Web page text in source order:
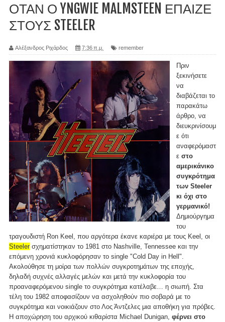
ΟΤΑΝ Ο YNGWIE MALMSTEEN ΕΠΑΙΖΕ
ΣΤΟΥΣ STEELER
Αλέξανδρος Ριχάρδος 7:36 π.μ. remember
Πριν
ξεκινήσετε
να
διαβάζεται το
παρακάτω
άρθρο, να
διευκρινίσουμ
ε ότι
αναφερόμαστ
ε στο
αμερικάνικο
συγκρότημα
των Steeler
κι όχι στο
γερμανικό!
Δημιούργημα
του
τραγουδιστή Ron Keel, που αργότερα έκανε καριέρα με τους Keel, οι
Steeler σχηματίστηκαν το 1981 στο Nashville, Tennessee και την
επόμενη χρονιά κυκλοφόρησαν το single "Cold Day in Hell".
Ακολούθησε τη μοίρα των πολλών συγκροτημάτων της εποχής,
δηλαδή συχνές αλλαγές μελών και μετά την κυκλοφορία του
προαναφερόμενου single το συγκρότημα κατέλαβε… η σιωπή. Στα
τέλη του 1982 αποφασίζουν να ασχοληθούν πιο σοβαρά με το
συγκρότημα και νοικιάζουν στο Λος Άντζελες μια αποθήκη για πρόβες.
Η αποχώρηση του αρχικού κιθαρίστα Michael Dunigan, φέρνει στο